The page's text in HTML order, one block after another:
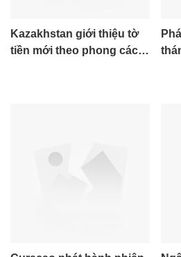
Kazakhstan giới thiệu tờ
tiền mới theo phong cách